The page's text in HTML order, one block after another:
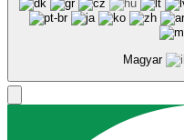
Magyar